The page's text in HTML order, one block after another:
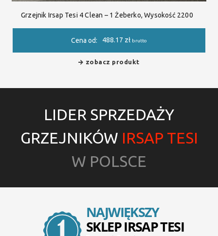
Grzejnik Irsap Tesi 4 Clean – 1 Żeberko, Wysokość 2200
Cena od: 488.17 zł brutto
zobacz produkt
LIDER SPRZEDAŻY
GRZEJNIKÓW IRSAP TESI
W POLSCE